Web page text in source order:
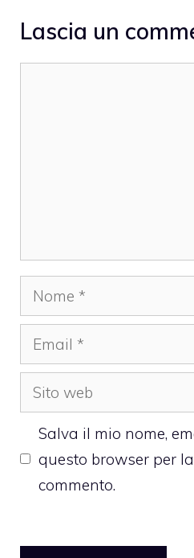
Lascia un
Nome
Email
Sito
web
Salva il mio nome,
questo browser per
commento.